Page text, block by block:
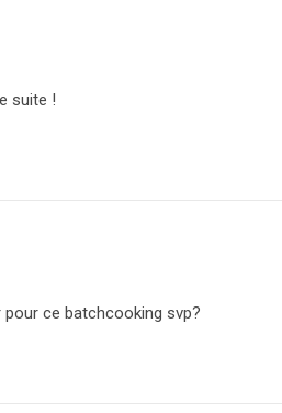
suite !
pour ce batchcooking svp?